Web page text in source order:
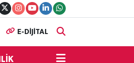
E-DİJİTAL